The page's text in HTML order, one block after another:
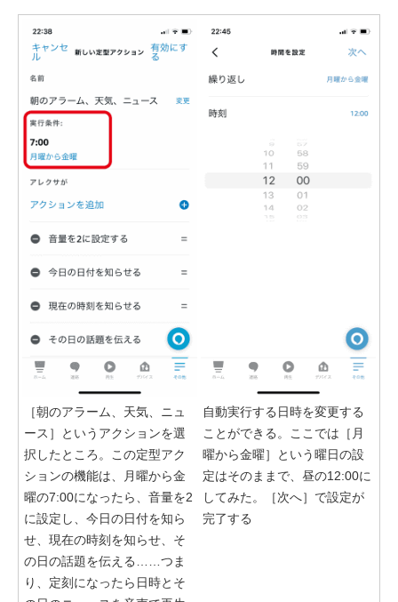
［朝のアラーム、天気、ニュ
ース］というアクションを選
択したところ。この定型アク
ションの機能は、月曜から金
曜の7:00になったら、音量を2
に設定し、今日の日付を知ら
せ、現在の時刻を知らせ、そ
の日の話題を伝える……つま
り、定刻になったら日時とそ
自動実行する日時を変更する
ことができる。ここでは［月
曜から金曜］という曜日の設
定はそのままで、昼の12:00に
してみた。［次へ］で設定が
完了する